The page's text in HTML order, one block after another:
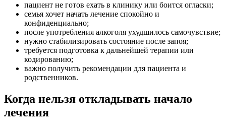
пациент не готов ехать в клинику или боится огласки;
семья хочет начать лечение спокойно и
конфиденциально;
после употребления алкоголя ухудшилось самочувствие;
нужно стабилизировать состояние после запоя;
требуется подготовка к дальнейшей терапии или
кодированию;
важно получить рекомендации для пациента и
родственников.
Когда нельзя откладывать начало
лечения